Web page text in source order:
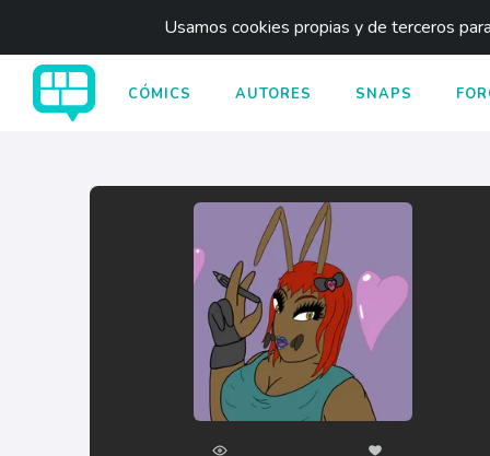
Usamos cookies propias y de terceros
CÓMICS AUTORES SNAPS